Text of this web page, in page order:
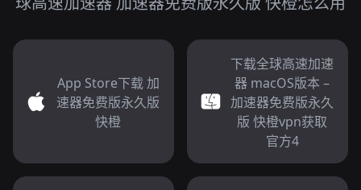
App Store下载 加
速器免费版永久版
快橙
下载全球高速加速
器 macOS版本 –
加速器免费版永久
版 快橙vpn获取
官方4